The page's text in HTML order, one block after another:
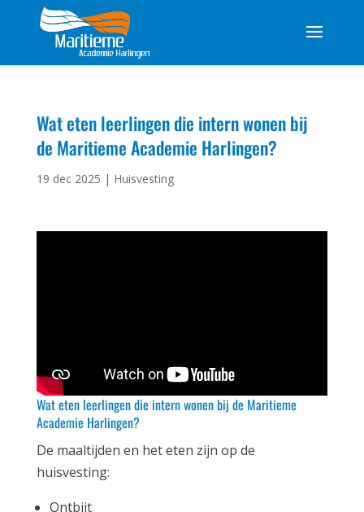
Wat eten leerlingen die intern wonen bij
de Maritieme Academie Harlingen?
19 dec 2025 | Huisvesting
Wat eten leerlingen die intern wonen bij de Maritieme
Academie Harlingen?
De maaltijden en het eten zijn op de
huisvesting:
Ontbijt